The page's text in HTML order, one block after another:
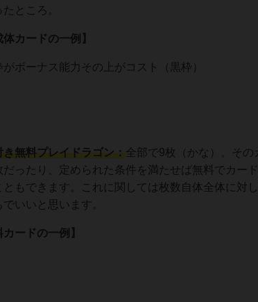
たところ。
体カードの一例】
ボーナス能力その上がコスト（黒枠）
き無料プレイドラゴン： 全部で9枚（かな）。そ
だったり、定められた条件を満たせば無料でカー
ともできます。これに関しては枚数自体全体に対
でいいと思います。
カードの一例】